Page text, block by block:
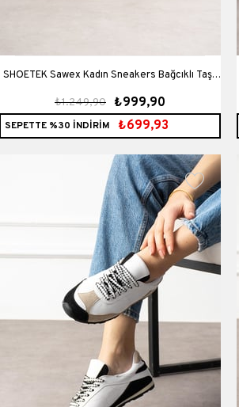
SHOETEK Sawex Kadın Sneakers Bağcıklı Taşlı
Spor Ayakkabı Gri Deri
₺999,90
₺1.249,90
SEPETTE %30 İNDİRİM ₺699,93